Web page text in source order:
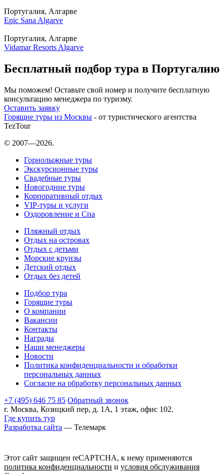
Португалия, Алгарве
Epic Sana Algarve
Португалия, Алгарве
Vidamar Resorts Algarve
Бесплатный подбор тура в Португалию
Мы поможем! Оставьте свой номер и получите бесплатную
консультацию менеджера по туризму.
Оставить заявку
Горящие туры из Москвы - от туристического агентства
TezTour
© 2007—2026.
Горнолыжные туры
Экскурсионные туры
Свадебные туры
Новогодние туры
Корпоративный отдых
VIP-туры и услуги
Оздоровление и Спа
Пляжный отдых
Отдых на островах
Отдых с детьми
Морские круизы
Детский отдых
Отдых без детей
Подбор тура
Горящие туры
О компании
Вакансии
Контакты
Награды
Наши менеджеры
Новости
Политика конфиденциальности и обработки
персональных данных
Согласие на обработку персональных данных
+7 (495) 646 75 85 Обратный звонок
г. Москва, Козицкий пер, д. 1А, 1 этаж, офис 102.
Где купить тур
Разработка сайта — Телемарк
Этот сайт защищен reCAPTCHA, к нему применяются
политика конфиденциальности и условия обслуживания